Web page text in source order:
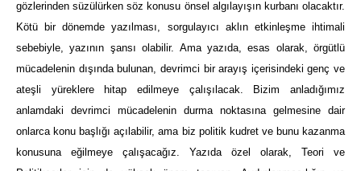
gözlerinden süzülürken söz konusu önsel algılayışın kurbanı olacaktır.
Kötü bir dönemde yazılması, sorgulayıcı aklın etkinleşme ihtimali
sebebiyle, yazının şansı olabilir. Ama yazıda, esas olarak, örgütlü
mücadelenin dışında bulunan, devrimci bir arayış içerisindeki genç ve
ateşli yüreklere hitap edilmeye çalışılacak. Bizim anladığımız
anlamdaki devrimci mücadelenin durma noktasına gelmesine dair
onlarca konu başlığı açılabilir, ama biz politik kudret ve bunu kazanma
konusuna eğilmeye çalışacağız. Yazıda özel olarak, Teori ve